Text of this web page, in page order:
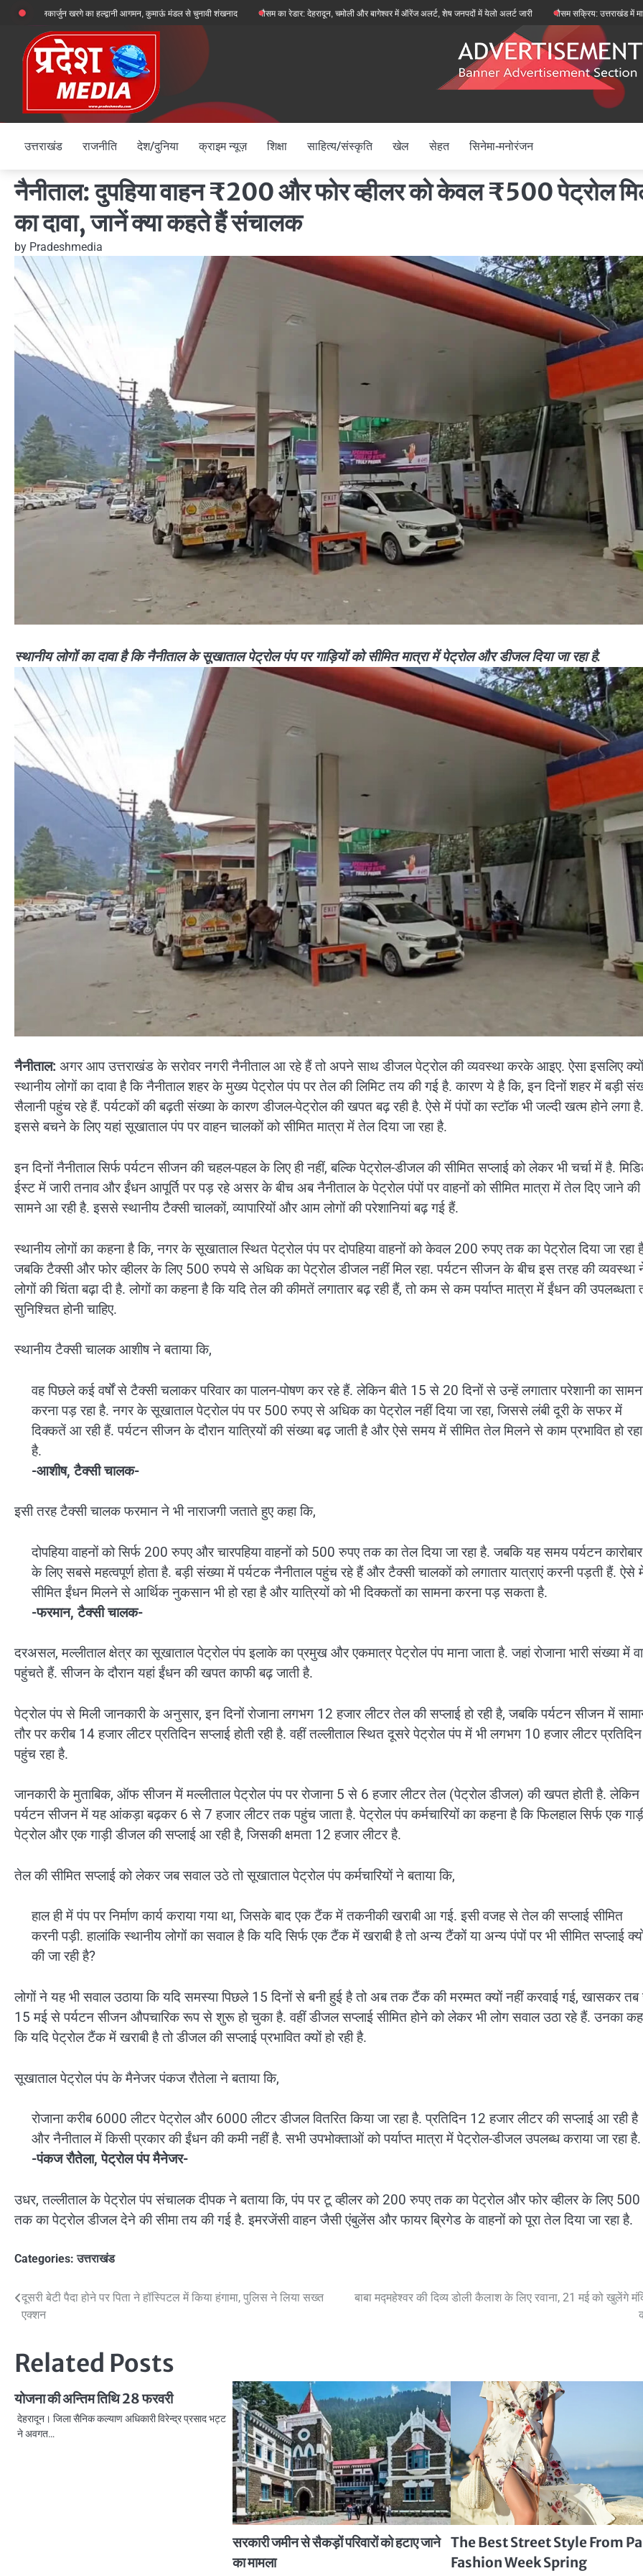
Skip
content
खरगे का हल्द्वानी आगमन, कुमाऊं मंडल से चुनावी शंखनाद मौसम का रेडार: देहरादून, चमोली और बागेश्वर में ऑरेंज अलर्ट, शेष जनपदों में येलो अलर्ट जारी मौसम सक्रिय: उत्तराखंड में मानसून फिर से
उत्तराखंड राजनीति देश/दुनिया क्राइम न्यूज़ शिक्षा साहित्य/संस्कृति खेल सेहत सिनेमा-मनोरंजन
नैनीताल: दुपहिया वाहन ₹200 और फोर व्हीलर को केवल ₹500 पेट्रोल
का दावा, जानें क्या कहते हैं संचालक
by Pradeshmedia
स्थानीय लोगों का दावा है कि नैनीताल के सूखाताल पेट्रोल पंप पर गाड़ियों को सीमित मात्रा में पेट्रोल और डीजल दिया जा रहा है.
नैनीताल: अगर आप उत्तराखंड के सरोवर नगरी नैनीताल आ रहे हैं तो अपने साथ डीजल पेट्रोल की व्यवस्था करके आइए. ऐसा इसलिए
स्थानीय लोगों का दावा है कि नैनीताल शहर के मुख्य पेट्रोल पंप पर तेल की लिमिट तय की गई है. कारण ये है कि, इन दिनों शहर में बड़ी
सैलानी पहुंच रहे हैं. पर्यटकों की बढ़ती संख्या के कारण डीजल-पेट्रोल की खपत बढ़ रही है. ऐसे में पंपों का स्टॉक भी जल्दी खत्म होने लगा है.
इससे बचने के लिए यहां सूखाताल पंप पर वाहन चालकों को सीमित मात्रा में तेल दिया जा रहा है.
इन दिनों नैनीताल सिर्फ पर्यटन सीजन की चहल-पहल के लिए ही नहीं, बल्कि पेट्रोल-डीजल की सीमित सप्लाई को लेकर भी चर्चा में है.
ईस्ट में जारी तनाव और ईंधन आपूर्ति पर पड़ रहे असर के बीच अब नैनीताल के पेट्रोल पंपों पर वाहनों को सीमित मात्रा में तेल दिए जाने की
सामने आ रही है. इससे स्थानीय टैक्सी चालकों, व्यापारियों और आम लोगों की परेशानियां बढ़ गई हैं.
स्थानीय लोगों का कहना है कि, नगर के सूखाताल स्थित पेट्रोल पंप पर दोपहिया वाहनों को केवल 200 रुपए तक का पेट्रोल दिया जा रहा
जबकि टैक्सी और फोर व्हीलर के लिए 500 रुपये से अधिक का पेट्रोल डीजल नहीं मिल रहा. पर्यटन सीजन के बीच इस तरह की व्यवस्था
लोगों की चिंता बढ़ा दी है. लोगों का कहना है कि यदि तेल की कीमतें लगातार बढ़ रही हैं, तो कम से कम पर्याप्त मात्रा में ईंधन की उपलब्धता
सुनिश्चित होनी चाहिए.
स्थानीय टैक्सी चालक आशीष ने बताया कि,
वह पिछले कई वर्षों से टैक्सी चलाकर परिवार का पालन-पोषण कर रहे हैं. लेकिन बीते 15 से 20 दिनों से उन्हें लगातार परेशानी का
करना पड़ रहा है. नगर के सूखाताल पेट्रोल पंप पर 500 रुपए से अधिक का पेट्रोल नहीं दिया जा रहा, जिससे लंबी दूरी के सफर में
दिक्कतें आ रही हैं. पर्यटन सीजन के दौरान यात्रियों की संख्या बढ़ जाती है और ऐसे समय में सीमित तेल मिलने से काम प्रभावित हो रहा
है.
-आशीष, टैक्सी चालक-
इसी तरह टैक्सी चालक फरमान ने भी नाराजगी जताते हुए कहा कि,
दोपहिया वाहनों को सिर्फ 200 रुपए और चारपहिया वाहनों को 500 रुपए तक का तेल दिया जा रहा है. जबकि यह समय पर्यटन कारोबार
के लिए सबसे महत्वपूर्ण होता है. बड़ी संख्या में पर्यटक नैनीताल पहुंच रहे हैं और टैक्सी चालकों को लगातार यात्राएं करनी पड़ती हैं. ऐसे
सीमित ईंधन मिलने से आर्थिक नुकसान भी हो रहा है और यात्रियों को भी दिक्कतों का सामना करना पड़ सकता है.
-फरमान, टैक्सी चालक-
दरअसल, मल्लीताल क्षेत्र का सूखाताल पेट्रोल पंप इलाके का प्रमुख और एकमात्र पेट्रोल पंप माना जाता है. जहां रोजाना भारी संख्या में
पहुंचते हैं. सीजन के दौरान यहां ईंधन की खपत काफी बढ़ जाती है.
पेट्रोल पंप से मिली जानकारी के अनुसार, इन दिनों रोजाना लगभग 12 हजार लीटर तेल की सप्लाई हो रही है, जबकि पर्यटन सीजन में
तौर पर करीब 14 हजार लीटर प्रतिदिन सप्लाई होती रही है. वहीं तल्लीताल स्थित दूसरे पेट्रोल पंप में भी लगभग 10 हजार लीटर
पहुंच रहा है.
जानकारी के मुताबिक, ऑफ सीजन में मल्लीताल पेट्रोल पंप पर रोजाना 5 से 6 हजार लीटर तेल (पेट्रोल डीजल) की खपत होती है. लेकिन
पर्यटन सीजन में यह आंकड़ा बढ़कर 6 से 7 हजार लीटर तक पहुंच जाता है. पेट्रोल पंप कर्मचारियों का कहना है कि फिलहाल सिर्फ एक
पेट्रोल और एक गाड़ी डीजल की सप्लाई आ रही है, जिसकी क्षमता 12 हजार लीटर है.
तेल की सीमित सप्लाई को लेकर जब सवाल उठे तो सूखाताल पेट्रोल पंप कर्मचारियों ने बताया कि,
हाल ही में पंप पर निर्माण कार्य कराया गया था, जिसके बाद एक टैंक में तकनीकी खराबी आ गई. इसी वजह से तेल की सप्लाई सीमित
करनी पड़ी. हालांकि स्थानीय लोगों का सवाल है कि यदि सिर्फ एक टैंक में खराबी है तो अन्य टैंकों या अन्य पंपों पर भी सीमित सप्लाई
की जा रही है?
लोगों ने यह भी सवाल उठाया कि यदि समस्या पिछले 15 दिनों से बनी हुई है तो अब तक टैंक की मरम्मत क्यों नहीं करवाई गई, खासकर
15 मई से पर्यटन सीजन औपचारिक रूप से शुरू हो चुका है. वहीं डीजल सप्लाई सीमित होने को लेकर भी लोग सवाल उठा रहे हैं. उनका
कि यदि पेट्रोल टैंक में खराबी है तो डीजल की सप्लाई प्रभावित क्यों हो रही है.
सूखाताल पेट्रोल पंप के मैनेजर पंकज रौतेला ने बताया कि,
रोजाना करीब 6000 लीटर पेट्रोल और 6000 लीटर डीजल वितरित किया जा रहा है. प्रतिदिन 12 हजार लीटर की सप्लाई आ रही है
और नैनीताल में किसी प्रकार की ईंधन की कमी नहीं है. सभी उपभोक्ताओं को पर्याप्त मात्रा में पेट्रोल-डीजल उपलब्ध कराया जा रहा है.
-पंकज रौतेला, पेट्रोल पंप मैनेजर-
उधर, तल्लीताल के पेट्रोल पंप संचालक दीपक ने बताया कि, पंप पर टू व्हीलर को 200 रुपए तक का पेट्रोल और फोर व्हीलर के लिए
तक का पेट्रोल डीजल देने की सीमा तय की गई है. इमरजेंसी वाहन जैसी एंबुलेंस और फायर ब्रिगेड के वाहनों को पूरा तेल दिया जा रहा है.
Categories:उत्तराखंड
Post
navigation
दूसरी बेटी पैदा होने पर पिता ने हॉस्पिटल में किया हंगामा, पुलिस ने लिया सख्त
एक्शन
बाबा मद्महेश्वर की दिव्य डोली कैलाश के लिए रवाना, 21 मई को खुलेंगे
Related Posts
योजना की अन्तिम तिथि 28 फरवरी
देहरादून। जिला सैनिक कल्याण अधिकारी विरेन्द्र प्रसाद भट्ट
ने अवगत…
सरकारी जमीन से सैकड़ों परिवारों को हटाए जाने
का मामला
The Best Street Style From
Fashion Week Spring